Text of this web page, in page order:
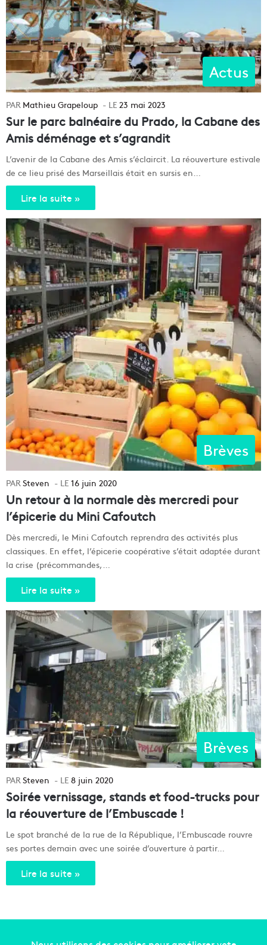
Actus
Mathieu Grapeloup 23 mai 2023
Sur le parc balnéaire du Prado, la Cabane des
Amis déménage et s’agrandit
L’avenir de la Cabane des Amis s’éclaircit. La réouverture estivale
de ce lieu prisé des Marseillais était en sursis en…
Lire la suite »
Brèves
Steven 16 juin 2020
Un retour à la normale dès mercredi pour
l’épicerie du Mini Cafoutch
Dès mercredi, le Mini Cafoutch reprendra des activités plus
classiques. En effet, l’épicerie coopérative s’était adaptée durant
la crise (précommandes,…
Lire la suite »
Brèves
Steven 8 juin 2020
Soirée vernissage, stands et food-trucks pour
la réouverture de l’Embuscade !
Le spot branché de la rue de la République, l’Embuscade rouvre
ses portes demain avec une soirée d’ouverture à partir…
Lire la suite »